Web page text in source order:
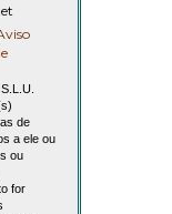
de
a ele ou
ou
for